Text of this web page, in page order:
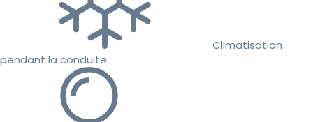
Climatisation
pendant la conduite